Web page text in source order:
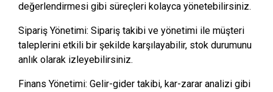
değerlendirmesi gibi süreçleri kolayca yönetebilirsiniz.
Sipariş Yönetimi: Sipariş takibi ve yönetimi ile müşteri
taleplerini etkili bir şekilde karşılayabilir, stok durumunu
anlık olarak izleyebilirsiniz.
Finans Yönetimi: Gelir-gider takibi, kar-zarar analizi gibi